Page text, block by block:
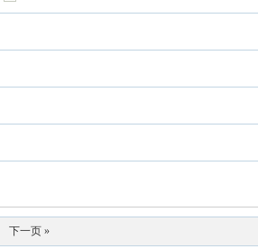
下一页 »